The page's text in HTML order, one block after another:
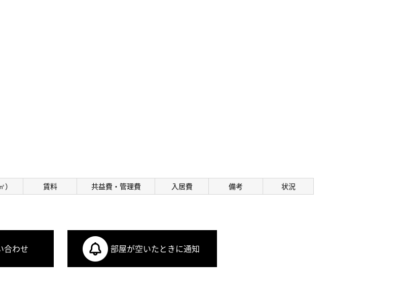
賃料 共益費・管理費 入居費 備考 状況
合わせ 部屋が空いたときに通知